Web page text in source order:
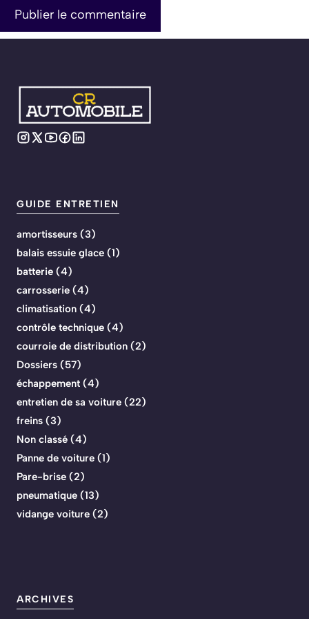
GUIDE ENTRETIEN
amortisseurs (3)
balais essuie glace (1)
batterie (4)
carrosserie (4)
climatisation (4)
contrôle technique (4)
courroie de distribution (2)
Dossiers (57)
échappement (4)
entretien de sa voiture (22)
freins (3)
Non classé (4)
Panne de voiture (1)
Pare-brise (2)
pneumatique (13)
vidange voiture (2)
ARCHIVES